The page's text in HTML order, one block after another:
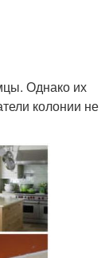
Однако их
колонии не